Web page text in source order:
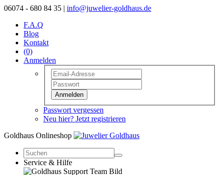
06074 - 680 84 35 | info@juwelier-goldhaus.de
F.A.Q
Blog
Kontakt
(0)
Anmelden
Anmelden
Passwort vergessen
Neu hier? Jetzt registrieren
Goldhaus Onlineshop
Service & Hilfe